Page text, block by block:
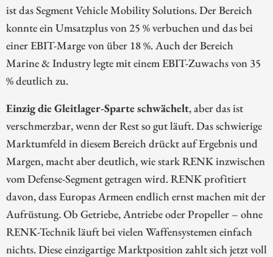
ist das Segment Vehicle Mobility Solutions. Der Bereich
konnte ein Umsatzplus von 25 % verbuchen und das bei
einer EBIT-Marge von über 18 %. Auch der Bereich
Marine & Industry legte mit einem EBIT-Zuwachs von 35
% deutlich zu.
Einzig die Gleitlager-Sparte schwächelt, aber das ist
verschmerzbar, wenn der Rest so gut läuft. Das schwierige
Marktumfeld in diesem Bereich drückt auf Ergebnis und
Margen, macht aber deutlich, wie stark RENK inzwischen
vom Defense-Segment getragen wird. RENK profitiert
davon, dass Europas Armeen endlich ernst machen mit der
Aufrüstung. Ob Getriebe, Antriebe oder Propeller – ohne
RENK-Technik läuft bei vielen Waffensystemen einfach
nichts. Diese einzigartige Marktposition zahlt sich jetzt voll